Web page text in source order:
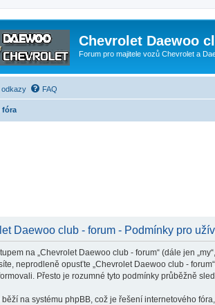
Chevrolet Daewoo
Forum pro majitele vozů Chevrolet a
odkazy FAQ
fóra
Daewoo club - forum - Podmínky pro
na „Chevrolet Daewoo club - forum“ (dále jen
neprodleně opusťte „Chevrolet Daewoo club -
Přesto je rozumné tyto podmínky průběžně
na systému phpBB, což je řešení internetového fóra,